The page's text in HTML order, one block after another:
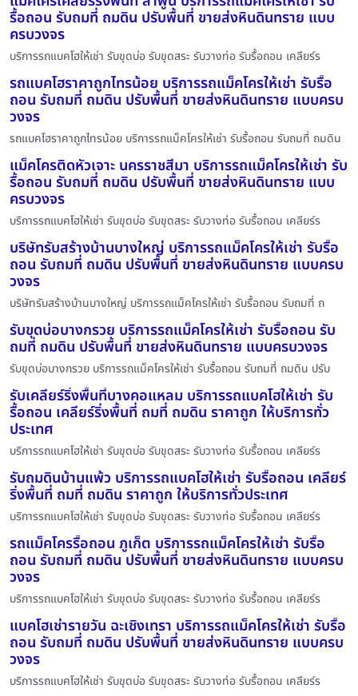
รื้อถอน รับถมที่ ถมดิน ปรับพื้นที่ ขายส่งหินดินทราย แบบ
ครบวงจร
บริการรถแบคโฮให้เช่า รับขุดบ่อ รับขุดสระ รับวางท่อ รับรื้อถอน เคลียร์ร
รถแบคโฮราคาถูกไทรน้อย บริการรถแม็คโครให้เช่า รับรื้อ
ถอน รับถมที่ ถมดิน ปรับพื้นที่ ขายส่งหินดินทราย แบบครบ
วงจร
รถแบคโฮราคาถูกไทรน้อย บริการรถแม็คโครให้เช่า รับรื้อถอน รับถมที่ ถมดิน
แม็คโครติดหัวเจาะ นครราชสีมา บริการรถแม็คโครให้เช่า รับ
รื้อถอน รับถมที่ ถมดิน ปรับพื้นที่ ขายส่งหินดินทราย แบบ
ครบวงจร
บริการรถแบคโฮให้เช่า รับขุดบ่อ รับขุดสระ รับวางท่อ รับรื้อถอน เคลียร์ร
บริษัทรับสร้างบ้านบางใหญ่ บริการรถแม็คโครให้เช่า รับรื้อ
ถอน รับถมที่ ถมดิน ปรับพื้นที่ ขายส่งหินดินทราย แบบครบ
วงจร
บริษัทรับสร้างบ้านบางใหญ่ บริการรถแม็คโครให้เช่า รับรื้อถอน รับถมที่ ถ
รับขุดบ่อบางกรวย บริการรถแม็คโครให้เช่า รับรื้อถอน รับ
ถมที่ ถมดิน ปรับพื้นที่ ขายส่งหินดินทราย แบบครบวงจร
รับขุดบ่อบางกรวย บริการรถแม็คโครให้เช่า รับรื้อถอน รับถมที่ ถมดิน ปรับ
รับเคลียร์ริ่งพื้นที่บางคอแหลม บริการรถแบคโฮให้เช่า รับ
รื้อถอน เคลียร์ริ่งพื้นที่ ถมที่ ถมดิน ราคาถูก ให้บริการทั่ว
ประเทศ
บริการรถแบคโฮให้เช่า รับขุดบ่อ รับขุดสระ รับวางท่อ รับรื้อถอน เคลียร์ร
รับถมดินบ้านแพ้ว บริการรถแบคโฮให้เช่า รับรื้อถอน เคลียร์
ริ่งพื้นที่ ถมที่ ถมดิน ราคาถูก ให้บริการทั่วประเทศ
บริการรถแบคโฮให้เช่า รับขุดบ่อ รับขุดสระ รับวางท่อ รับรื้อถอน เคลียร์ร
รถแม็คโครรื้อถอน ภูเก็ต บริการรถแม็คโครให้เช่า รับรื้อ
ถอน รับถมที่ ถมดิน ปรับพื้นที่ ขายส่งหินดินทราย แบบครบ
วงจร
บริการรถแบคโฮให้เช่า รับขุดบ่อ รับขุดสระ รับวางท่อ รับรื้อถอน เคลียร์ร
แบคโฮเช่ารายวัน ฉะเชิงเทรา บริการรถแม็คโครให้เช่า รับรื้อ
ถอน รับถมที่ ถมดิน ปรับพื้นที่ ขายส่งหินดินทราย แบบครบ
วงจร
บริการรถแบคโฮให้เช่า รับขุดบ่อ รับขุดสระ รับวางท่อ รับรื้อถอน เคลียร์ร